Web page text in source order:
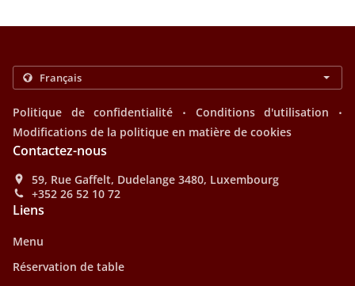
Politique de confidentialité . Conditions d'utilisation .
Modifications de la politique en matière de cookies
Contactez-nous
59, Rue Gaffelt, Dudelange 3480, Luxembourg
+352 26 52 10 72
Liens
Menu
Réservation de table